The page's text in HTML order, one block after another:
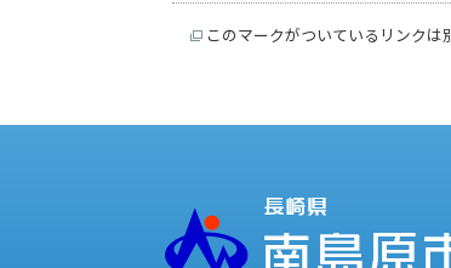
このマークがついているリンクは